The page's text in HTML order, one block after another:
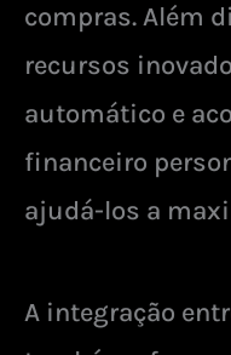
compras. Além
recursos
automático e
financeiro
ajudá-los a
A integração